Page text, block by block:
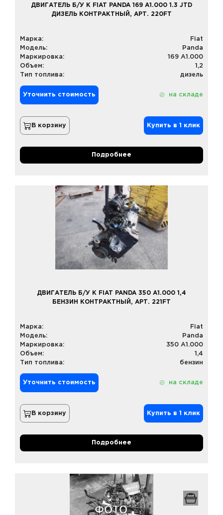
ДВИГАТЕЛЬ Б/У К FIAT PANDA 169 A1.000 1.3 JTD
ДИЗЕЛЬ КОНТРАКТНЫЙ, АРТ. 220FT
Марка:
Fiat
Модель:
Panda
Маркировка:
169 A1.000
Объем:
1,2
Тип топлива:
дизель
Уточнить стоимость на складе
В корзину Купить в 1 клик
Подробнее
ДВИГАТЕЛЬ Б/У К FIAT PANDA 350 A1.000 1,4
БЕНЗИН КОНТРАКТНЫЙ, АРТ. 221FT
Марка:
Fiat
Модель:
Panda
Маркировка:
350 A1.000
Объем:
1,4
Тип топлива:
бензин
Уточнить стоимость на складе
В корзину Купить в 1 клик
Подробнее